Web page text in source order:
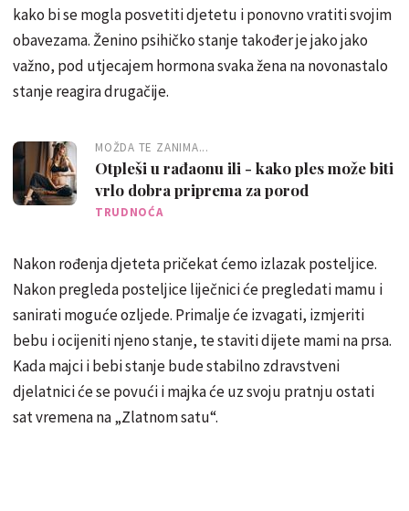
kako bi se mogla posvetiti djetetu i ponovno vratiti svojim
obavezama. Ženino psihičko stanje također je jako jako
važno, pod utjecajem hormona svaka žena na novonastalo
stanje reagira drugačije.
MOŽDA TE ZANIMA...
Otpleši u rađaonu ili - kako ples može biti
vrlo dobra priprema za porod
TRUDNOĆA
Nakon rođenja djeteta pričekat ćemo izlazak posteljice.
Nakon pregleda posteljice liječnici će pregledati mamu i
sanirati moguće ozljede. Primalje će izvagati, izmjeriti
bebu i ocijeniti njeno stanje, te staviti dijete mami na prsa.
Kada majci i bebi stanje bude stabilno zdravstveni
djelatnici će se povući i majka će uz svoju pratnju ostati
sat vremena na „Zlatnom satu“.